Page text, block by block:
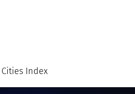
Index